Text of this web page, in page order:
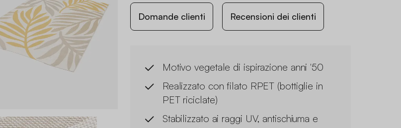
Domande clienti Recensioni dei clienti
Motivo vegetale di ispirazione anni '50
Realizzato con filato RPET (bottiglie in
PET riciclate)
Stabilizzato ai raggi UV, antischiuma e